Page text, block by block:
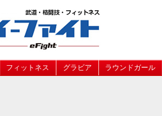
フィットネス グラビア ラウンドガール